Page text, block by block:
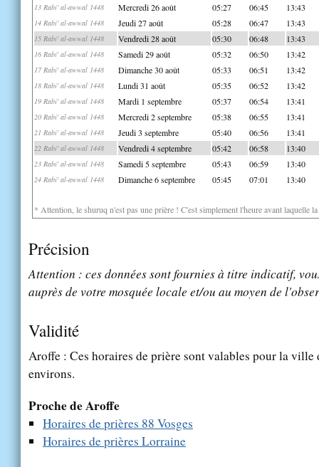
13 Rabi' al-awwal 1448 Mercredi 26 août 05:27 06:45 13:43
14 Rabi' al-awwal 1448 Jeudi 27 août 05:28 06:47 13:43
15 Rabi' al-awwal 1448 Vendredi 28 août 05:30 06:48 13:43
16 Rabi' al-awwal 1448 Samedi 29 août 05:32 06:50 13:42
17 Rabi' al-awwal 1448 Dimanche 30 août 05:33 06:51 13:42
18 Rabi' al-awwal 1448 Lundi 31 août 05:35 06:52 13:42
19 Rabi' al-awwal 1448 Mardi 1 septembre 05:37 06:54 13:41
20 Rabi' al-awwal 1448 Mercredi 2 septembre 05:38 06:55 13:41
21 Rabi' al-awwal 1448 Jeudi 3 septembre 05:40 06:56 13:41
22 Rabi' al-awwal 1448 Vendredi 4 septembre 05:42 06:58 13:40
23 Rabi' al-awwal 1448 Samedi 5 septembre 05:43 06:59 13:40
24 Rabi' al-awwal 1448 Dimanche 6 septembre 05:45 07:01 13:40
* Attention, le shuruq n'est pas une prière ! C'est simplement l'heure avant laquelle
Précision
Attention : ces données sont fournies à titre indicatif,
auprès de votre mosquée locale et/ou au moyen de
Validité
Aroffe : Ces horaires de prière sont valables pour la ville
environs.
Proche de Aroffe
Horaires de prières 88 Vosges
Horaires de prières Lorraine